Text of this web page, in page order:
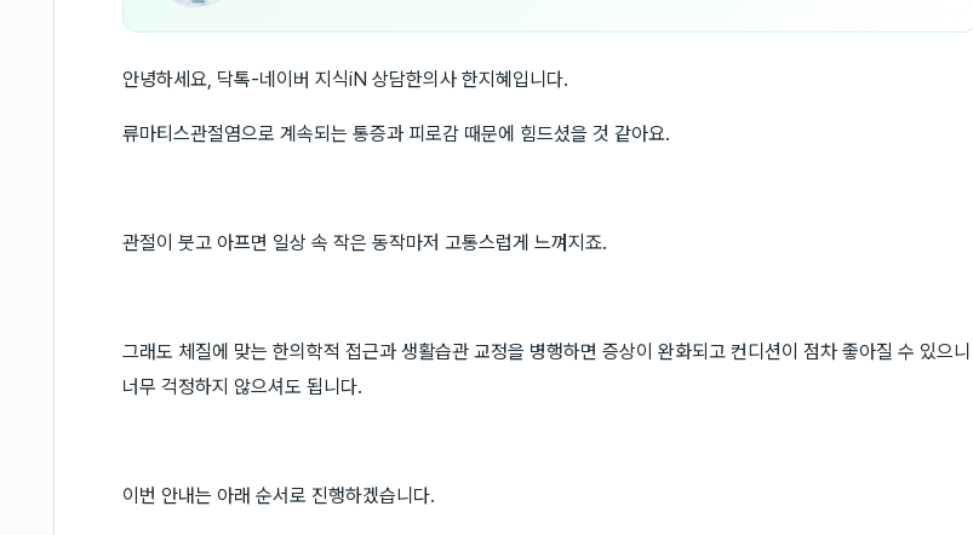
안녕하세요, 닥톡-네이버 지식iN 상담한의사 한지혜입니다.
류마티스관절염으로 계속되는 통증과 피로감 때문에 힘드셨을 것 같아요.
관절이 붓고 아프면 일상 속 작은 동작마저 고통스럽게 느껴지죠.
그래도 체질에 맞는 한의학적 접근과 생활습관 교정을 병행하면 증상이 완화되고 컨디션이 점차 좋아질 수 있으니
너무 걱정하지 않으셔도 됩니다.
이번 안내는 아래 순서로 진행하겠습니다.